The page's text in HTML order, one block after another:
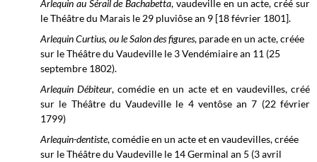
Arlequin au Sérail de Bachabetta, vaudeville en un acte, créé sur
le Théâtre du Marais le 29 pluviôse an 9 [18 février 1801].
Arlequin Curtius, ou le Salon des figures, parade en un acte, créée
sur le Théâtre du Vaudeville le 3 Vendémiaire an 11 (25
septembre 1802).
Arlequin Débiteur, comédie en un acte et en vaudevilles, créé
sur le Théâtre du Vaudeville le 4 ventôse an 7 (22 février
1799)
Arlequin-dentiste, comédie en un acte et en vaudevilles, créée
sur le Théâtre du Vaudeville le 14 Germinal an 5 (3 avril